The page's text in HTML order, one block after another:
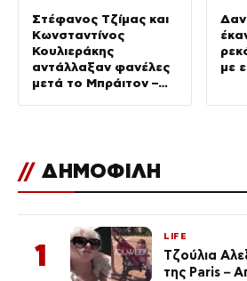
Στέφανος Τζίμας και
Κωνσταντίνος
Κουλιεράκης
αντάλλαξαν φανέλες
μετά το Μπράιτον –
με
// ΔΗΜΟΦΙΛΗ
1
LIFE
Τζούλια
της Paris –